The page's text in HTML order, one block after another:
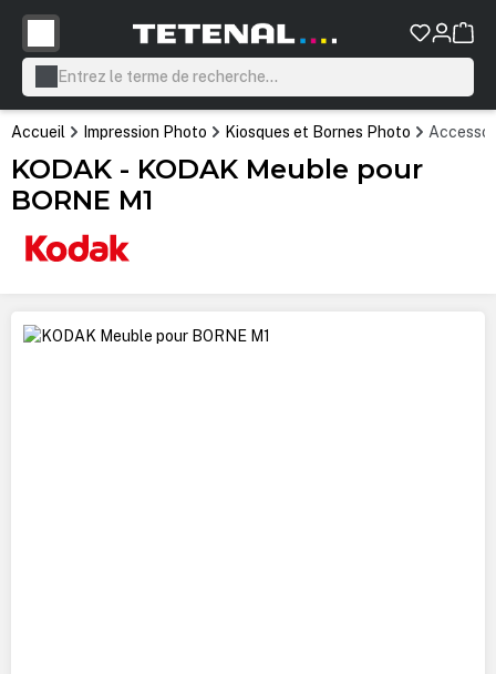
principal
Accueil Impression Photo Kiosques et Bornes Photo
KODAK - KODAK Meuble pour
BORNE M1
Ignorer la galerie d'images